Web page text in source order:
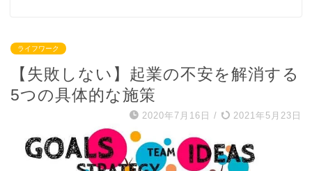
ライフワーク
【失敗しない】起業の不安を解消する
5つの具体的な施策
2020年7月16日 / 2021年5月23日